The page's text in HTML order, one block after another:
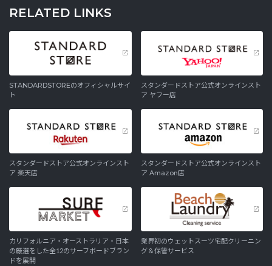
RELATED LINKS
STANDARDSTOREのオフィシャルサイ
ト
スタンダードストア公式オンラインスト
ア ヤフー店
スタンダードストア公式オンラインスト
ア 楽天店
スタンダードストア公式オンラインスト
ア Amazon店
カリフォルニア・オーストラリア・日本
の厳選をした全12のサーフボードブラン
ドを展開
業界初のウェットスーツ宅配クリーニン
グ＆保管サービス